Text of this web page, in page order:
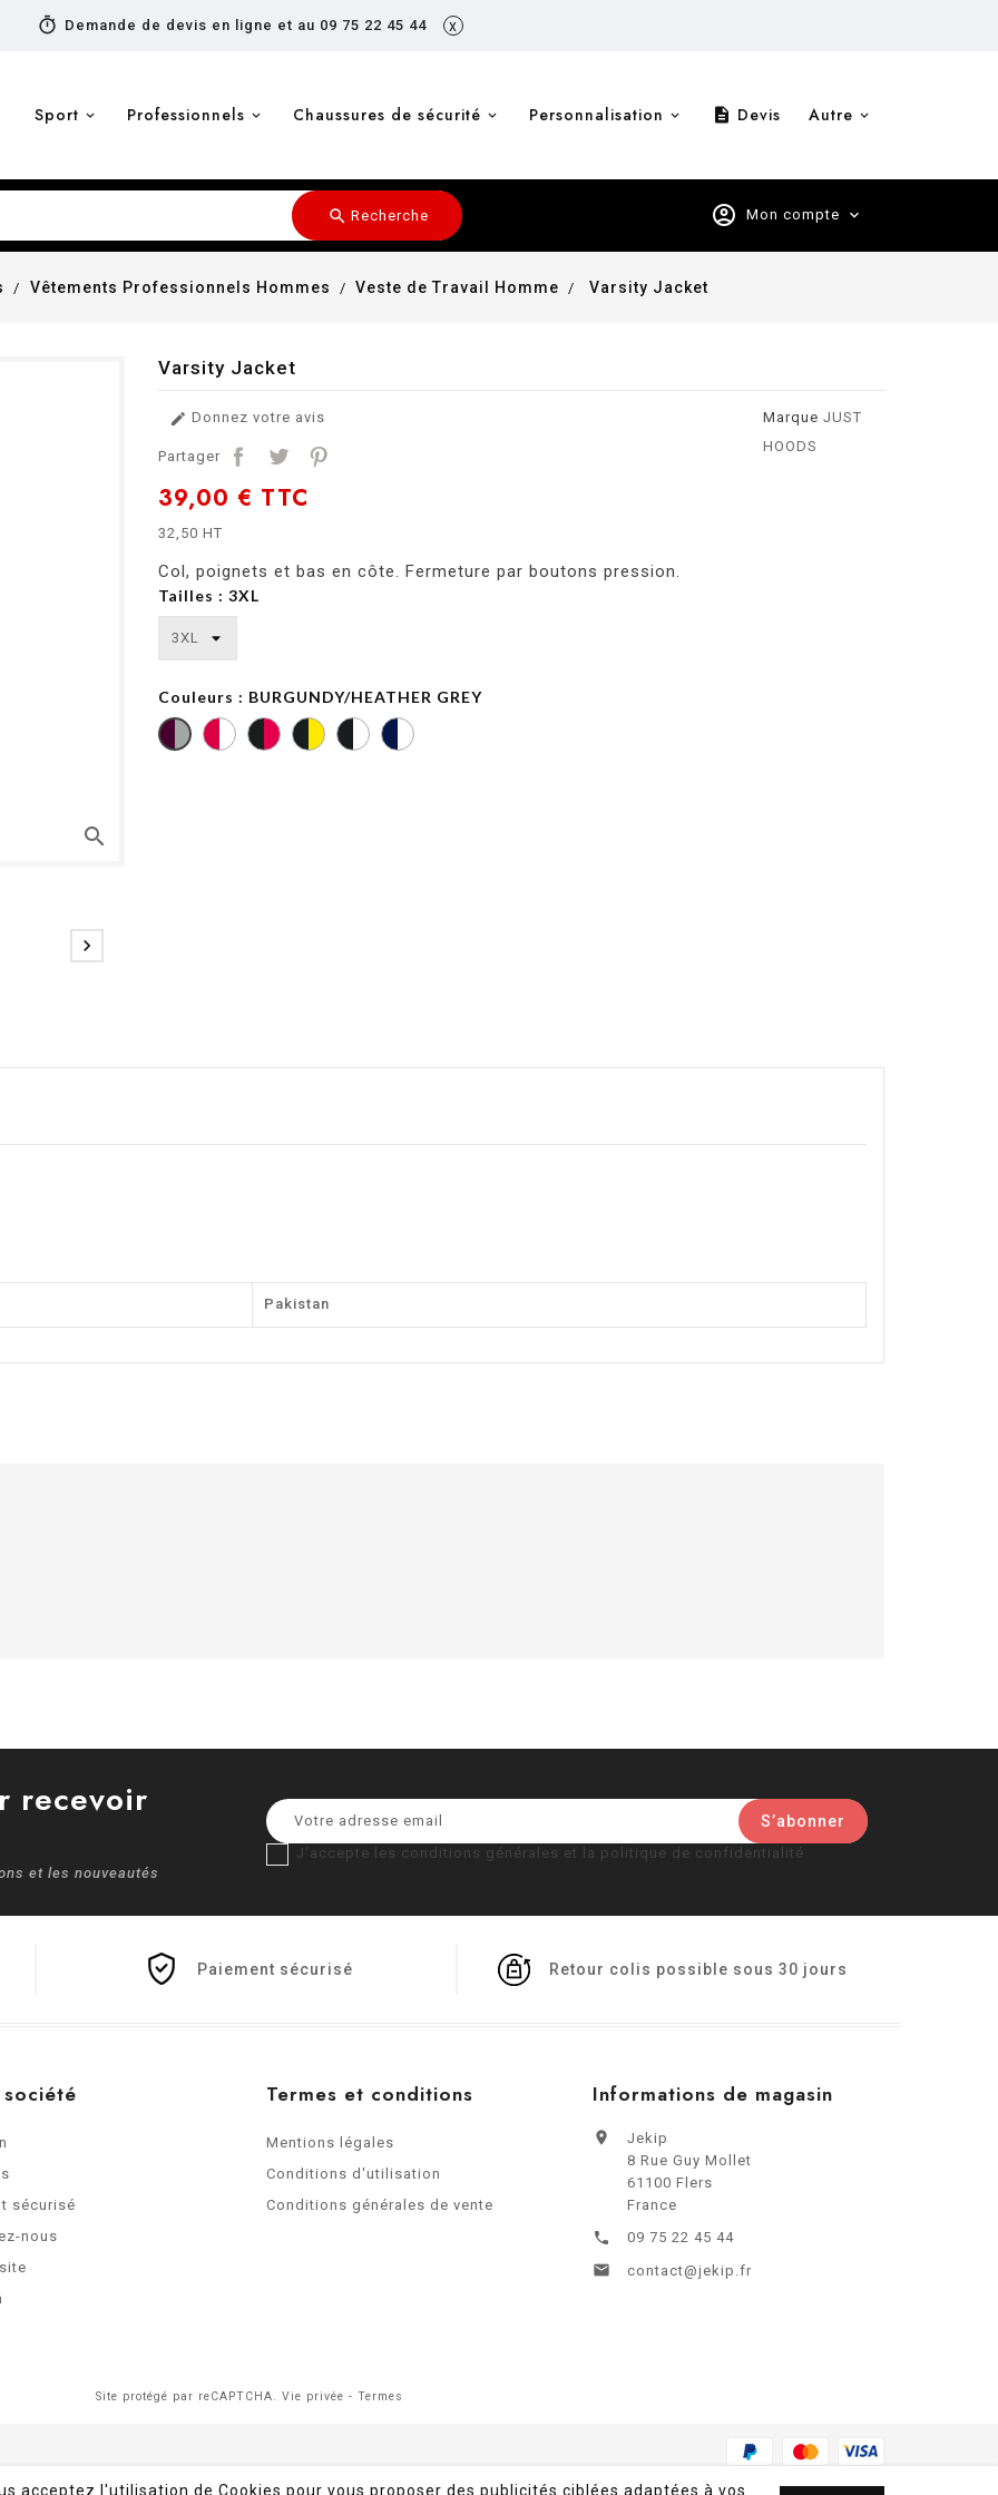
timer Demande de devis en ligne et au 09 75 22 45 44 x
Sport Professionnels Chaussures de sécurité Personnalisation description Devis Autre
account_circle Mon compte expand_more
search Recherche
Vêtements Professionnels Hommes Veste de Travail Homme Varsity Jacket
search

Varsity Jacket
Marque JUST
HOODS
 Donnez votre avis
Partager
39,00 € TTC
32,50 HT
Col, poignets et bas en côte. Fermeture par boutons pression.
Tailles : 3XL
Couleurs : BURGUNDY/HEATHER GREY
Pakistan
recevoir
et les nouveautés
J'accepte les conditions générales et la politique de confidentialité
Paiement sécurisé Retour colis possible sous 30 jours
sécurisé
nous
Termes et conditions
Mentions légales
Conditions d'utilisation
Conditions générales de vente
Informations de magasin

Jekip
8 Rue Guy Mollet
61100 Flers
France
 09 75 22 45 44
 contact@jekip.fr
Site protégé par reCAPTCHA. Vie privée - Termes
acceptez l'utilisation de Cookies pour vous proposer des publicités ciblées adaptées à vos